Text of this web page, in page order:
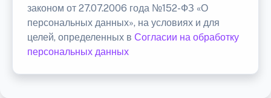
законом от 27.07.2006 года №152-ФЗ «О
персональных данных», на условиях и для
целей, определенных в Согласии на обработку
персональных данных